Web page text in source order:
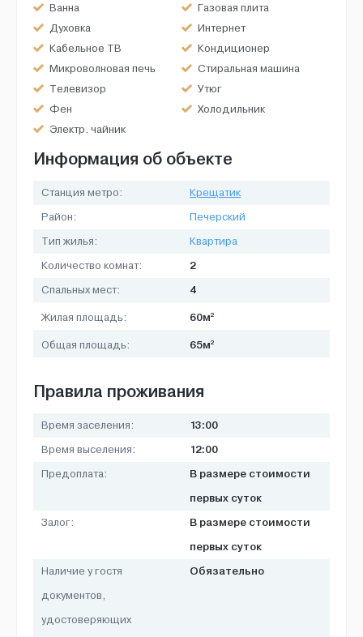
Ванна
Газовая плита
Духовка
Интернет
Кабельное ТВ
Кондиционер
Микроволновая печь
Стиральная машина
Телевизор
Утюг
Фен
Холодильник
Электр. чайник
Информация об объекте
Станция метро:
Крещатик
Район:
Печерский
Тип жилья:
Квартира
Количество комнат:
2
Спальных мест: 4
Жилая площадь: 60м2
Общая площадь: 65м2
Правила проживания
Время заселения: 13:00
Время выселения: 12:00
Предоплата:
В размере стоимости
первых суток
Залог:
В размере стоимости
первых суток
Наличие у гостя
документов,
удостоверяющих
Обязательно